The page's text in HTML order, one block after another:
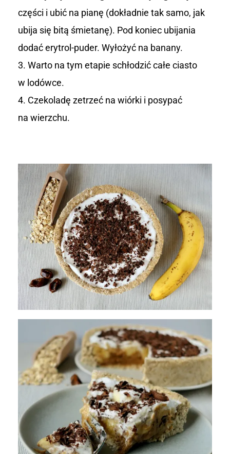
części i ubić na pianę (dokładnie tak samo, jak
ubija się bitą śmietanę). Pod koniec ubijania
dodać erytrol-puder. Wyłożyć na banany.
Warto na tym etapie schłodzić całe ciasto
w lodówce.
Czekoladę zetrzeć na wiórki i posypać
na wierzchu.